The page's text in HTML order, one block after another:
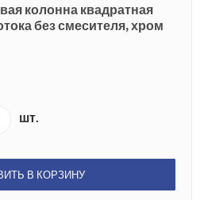
колонна квадратная
без смесителя, хром
шт.
В КОРЗИНУ